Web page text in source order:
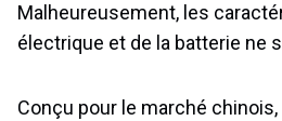
Malheureusement, les
électrique et de la batterie ne
Conçu pour le marché